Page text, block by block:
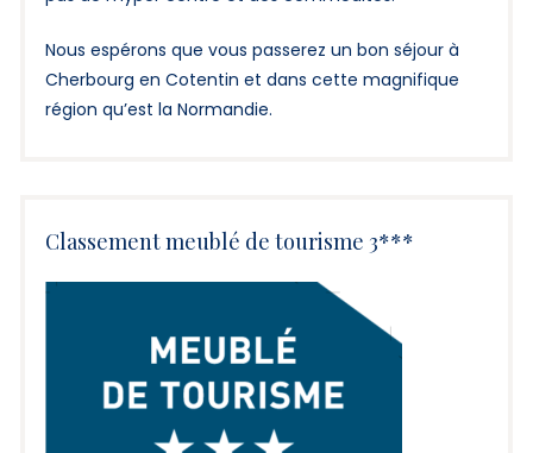
Nous espérons que vous passerez un bon séjour à
Cherbourg en Cotentin et dans cette magnifique
région qu’est la Normandie.
Classement meublé de tourisme 3***